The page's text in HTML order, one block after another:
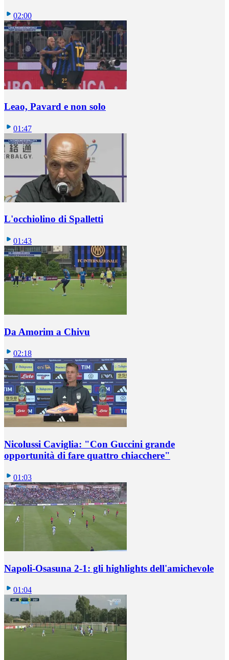
02:00
Leao, Pavard e non solo
01:47
L'occhiolino di Spalletti
01:43
Da Amorim a Chivu
02:18
Nicolussi Caviglia: "Con Guccini grande
opportunità di fare quattro chiacchere"
01:03
Napoli-Osasuna 2-1: gli highlights dell'amichevole
01:04